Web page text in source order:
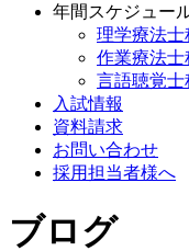
年間スケジュー
理学療法士
作業療法士
言語聴覚士
入試情報
資料請求
お問い合わせ
採用担当者様へ
ブログ